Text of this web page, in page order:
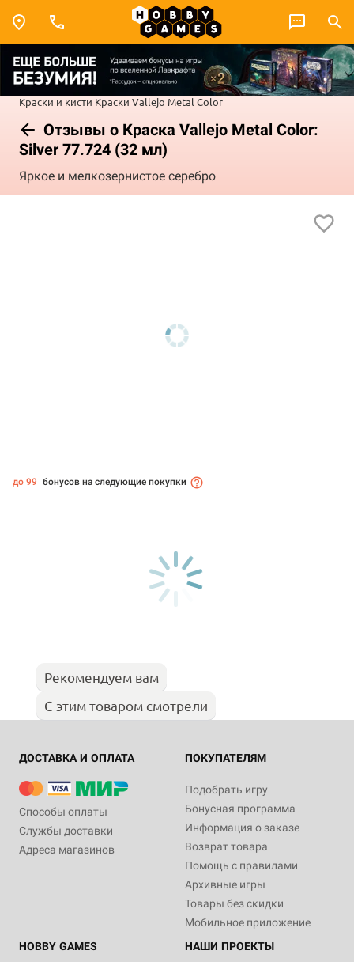
Краски и кисти Краски Vallejo Metal Color
Отзывы о Краска Vallejo Metal Color:
Silver 77.724 (32 мл)
Яркое и мелкозернистое серебро
до 99 бонусов на следующие покупки
Рекомендуем вам
С этим товаром смотрели
ДОСТАВКА И ОПЛАТА
Способы оплаты
Службы доставки
Адреса магазинов
ПОКУПАТЕЛЯМ
Подобрать игру
Бонусная программа
Информация о заказе
Возврат товара
Помощь с правилами
Архивные игры
Товары без скидки
Мобильное приложение
HOBBY GAMES
НАШИ ПРОЕКТЫ